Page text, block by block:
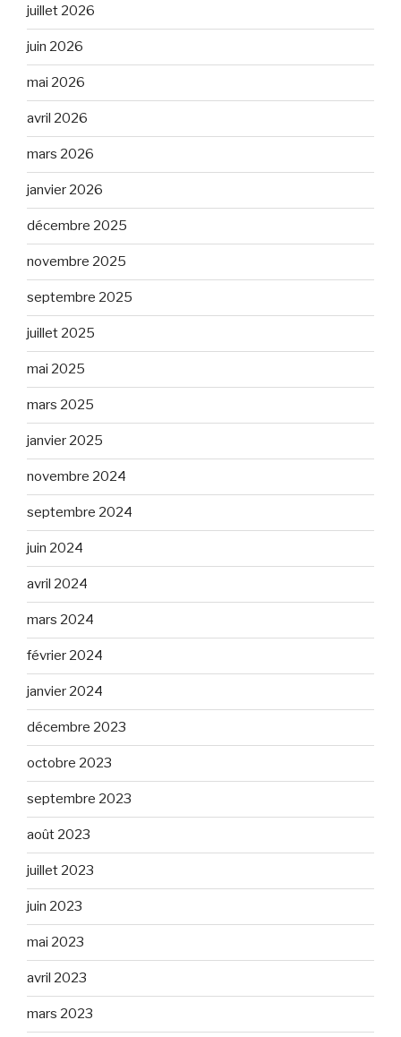
juillet 2026
juin 2026
mai 2026
avril 2026
mars 2026
janvier 2026
décembre 2025
novembre 2025
septembre 2025
juillet 2025
mai 2025
mars 2025
janvier 2025
novembre 2024
septembre 2024
juin 2024
avril 2024
mars 2024
février 2024
janvier 2024
décembre 2023
octobre 2023
septembre 2023
août 2023
juillet 2023
juin 2023
mai 2023
avril 2023
mars 2023